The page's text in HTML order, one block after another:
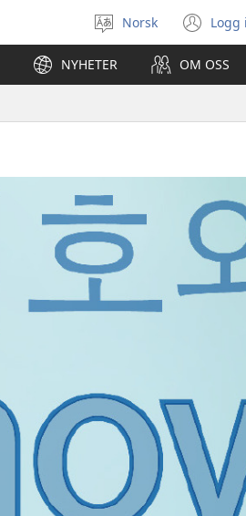
Velg
språk
Norsk Logg
nytt
NYHETER OM OSS